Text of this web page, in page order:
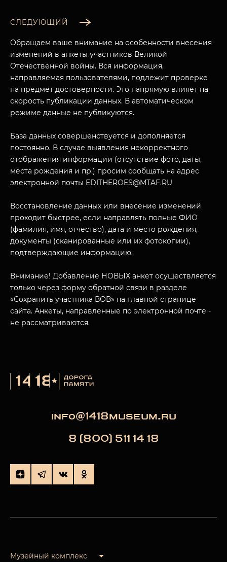
МУЗЕЙНЫЙ КОМПЛЕКС
ПОСЕТИТЕЛЯМ
О НАС
НАЗАД
СЛЕДУЮЩИЙ
Обращаем ваше внимание на особенности внесения
изменений в анкеты участников Великой
Отечественной войны. Вся информация,
направляемая пользователями, подлежит проверке
на предмет достоверности. Это напрямую влияет на
скорость публикации данных. В автоматическом
режиме данные не публикуются.
База данных совершенствуется и дополняется
постоянно. В случае выявления некорректного
отображения информации (отсутствие фото, даты,
места рождения и пр.) просим сообщать на адрес
электронной почты EDITHEROES@MTAF.RU
Восстановление данных или внесение изменений
проходит быстрее, если направлять полные ФИО
(фамилия, имя, отчество), дата и место рождения,
документы (сканированные или их фотокопии),
подтверждающие информацию.
Внимание! Добавление НОВЫХ анкет осуществляется
только через форму обратной связи в разделе
«Сохранить участника ВОВ» на главной странице
сайта. Анкеты, направленные по электронной почте -
не рассматриваются.
info@1418museum.ru
8 (800) 511 14 18
Музейный комплекс